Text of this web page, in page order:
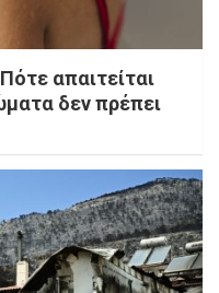
απαιτείται
δεν πρέπει